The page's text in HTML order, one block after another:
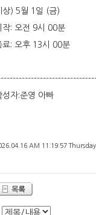
상) 5월 1일 (금)
작: 오전 9시 00분
료: 오후 13시 00분
성자:준영 아빠
AM 11:19:57 Thursday